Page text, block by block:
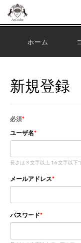
ホーム
新規登録
必須
ユーザ名
長さは 3 文字以上 16 文字以下
メールアドレス
パスワード